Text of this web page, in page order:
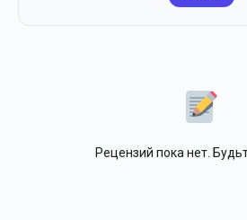
Рецензий пока нет.